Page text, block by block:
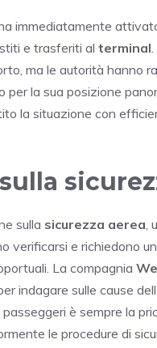
immediatamente
e trasferiti al terminal
ma le autorità hanno
per la sua posizione
la situazione con
sulla sicurezza aerea,
verificarsi e richiedono
La compagnia
indagare sulle cause
è sempre la
le procedure di